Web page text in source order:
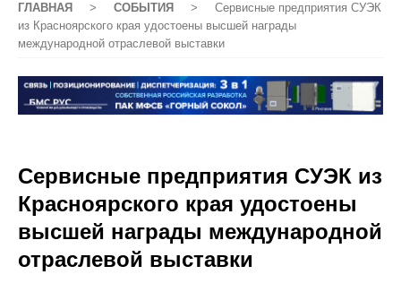
ГЛАВНАЯ > СОБЫТИЯ >
Сервисные предприятия СУЭК
из Красноярского края удостоены высшей награды
международной отраслевой выставки
Сервисные предприятия СУЭК из
Красноярского края удостоены
высшей награды международной
отраслевой выставки